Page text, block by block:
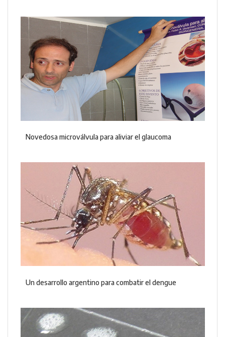
Novedosa microválvula para aliviar el glaucoma
Un desarrollo argentino para combatir el dengue